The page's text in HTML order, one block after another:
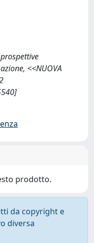
<<NUOVA
prodotto.
da copyright e
diversa